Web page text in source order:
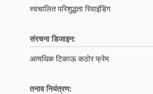
स्वचालित परिशुद्धता रिवाइंडिंग
संरचना डिजाइन:
अत्यधिक टिकाऊ कठोर फ्रेम
तनाव नियंत्रण: